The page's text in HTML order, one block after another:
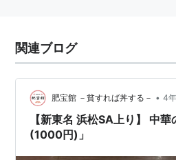
関連ブログ
肥宝館 －貧すれば丼する－ • 4
【新東名 浜松SA上り】 中
(1000円)」